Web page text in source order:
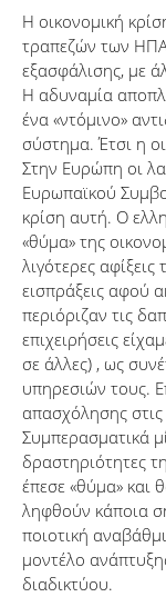
Η οικονομική
τραπεζών των
εξασφάλισης, με
Η αδυναμία
ένα «ντόμινο»
σύστημα. Έτσι η
Στην Ευρώπη οι
Ευρωπαϊκού
κρίση αυτή. Ο
«θύμα» της
λιγότερες
εισπράξεις αφού
περιόριζαν τις
επιχειρήσεις
σε άλλες) , ως
υπηρεσιών τους.
απασχόλησης στις
Συμπερασματικά
δραστηριότητες
έπεσε «θύμα» και
ληφθούν κάποια
ποιοτική
μοντέλο
διαδικτύου.